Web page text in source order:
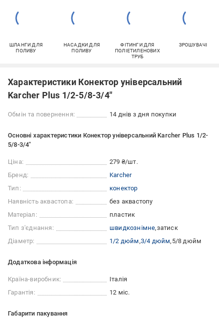
ШЛАНГИ ДЛЯ
ПОЛИВУ
НАСАДКИ ДЛЯ
ПОЛИВУ
ФІТИНГИ ДЛЯ
ПОЛІЕТИЛЕНОВИХ
ТРУБ
ЗРОШУВАЧІ
Характеристики Конектор універсальний
Karcher Plus 1/2-5/8-3/4"
Обмін та повернення: 14 днів з дня покупки
Основні характеристики Конектор універсальний Karcher Plus 1/2-
5/8-3/4"
Ціна:
279 ₴/шт.
Бренд:
Karcher
Тип:
конектор
Наявність аквастопа:
без аквастопу
Матеріал:
пластик
Тип з'єднання:
швидкознімне затиск
Діаметр:
1/2 дюйм 3/4 дюйм 5/8 дюйм
Додаткова інформація
Країна-виробник:
Італія
Гарантія:
12 міс.
Габарити пакування